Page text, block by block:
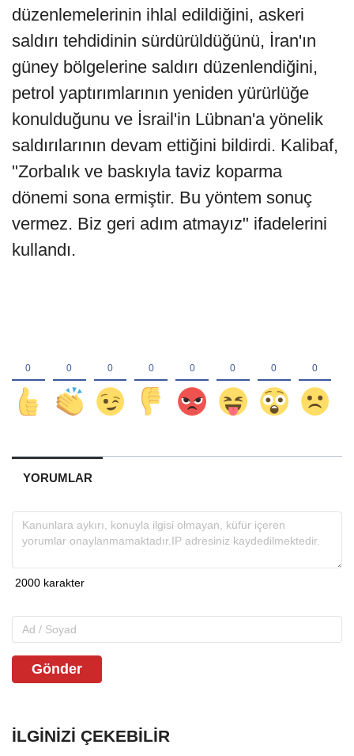
düzenlemelerinin ihlal edildiğini, askeri
saldırı tehdidinin sürdürüldüğünü, İran'ın
güney bölgelerine saldırı düzenlendiğini,
petrol yaptırımlarının yeniden yürürlüğe
konulduğunu ve İsrail'in Lübnan'a yönelik
saldırılarının devam ettiğini bildirdi. Kalibaf,
"Zorbalık ve baskıyla taviz koparma
dönemi sona ermiştir. Bu yöntem sonuç
vermez. Biz geri adım atmayız" ifadelerini
kullandı.
YORUMLAR
Gönder
İLGINIZI ÇEKEBILIR